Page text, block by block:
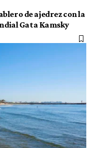
de ajedrez con la
Gata Kamsky